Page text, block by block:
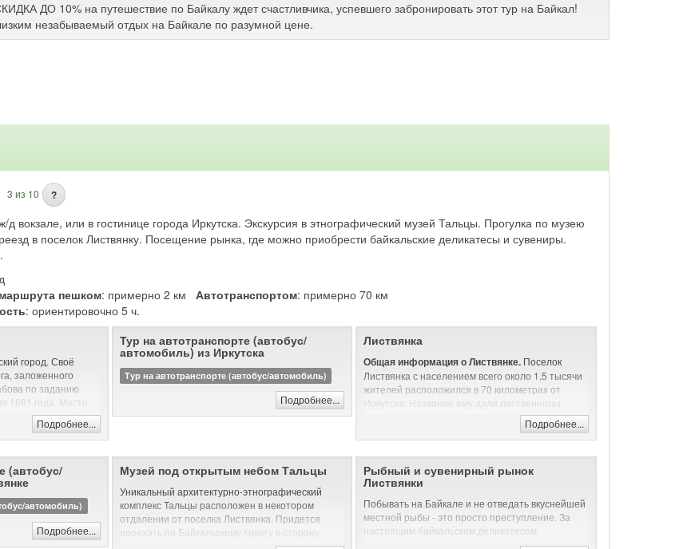
ДО 10% на путешествие по Байкалу ждет счастливчика, успевшего забронировать этот тур на Байкал!
незабываемый отдых на Байкале по разумной цене.
3 из 10 ?
д вокзале, или в гостинице города Иркутска. Экскурсия в этнографический музей Тальцы. Прогулка по музею
в поселок Листвянку. Посещение рынка, где можно приобрести байкальские деликатесы и сувениры.
пешком: примерно 2 км Автотранспортом: примерно 70 км
: ориентировочно 5 ч.
город. Своё
заложенного
по заданию
1661 года. Место
в неё реки Иркут
и
докладывал:
для пашен, и
покосы, и рыбные
того места острогу
и неугожие».
Подробнее...
Тур на автотранспорте (автобус/
автомобиль) из Иркутска
Тур на автотранспорте (автобус/автомобиль)
Подробнее...
Листвянка
Общая информация о Листвянке. Поселок
Листвянка с населением всего около 1,5 тысячи
жителей расположился в 70 километрах от
Иркутска. Название ему дали лиственницы,
которые растут здесь в большом количестве. В
конце XIX века Антон Павлович Чехов был
очарован красотой этих мест, сравнивая
поселение с Ялтой. Сегодня Листвянка
считается одним из самых посещаемых мест на
побережье озера Байкал.
Кому интересно отдыхать в Листвянке?
Листвянка будет интересна туристам,
уважающим комфортный отдых. Вас ждет
Подробнее...
(автобус/
автомобиль)
Подробнее...
Музей под открытым небом Тальцы
Уникальный архитектурно-этнографический
комплекс Тальцы расположен в некотором
отдалении от поселка Листвянка. Придется
проехать по Байкальскому тракту в сторону
Иркутска примерно 20 километров. Однако
Рыбный и сувенирный рынок
Листвянки
Побывать на Байкале и не отведать вкуснейшей
местной рыбы - это просто преступление. За
настоящим байкальским деликатесом
отправляйтесь на рыбный рынок Листвянки.